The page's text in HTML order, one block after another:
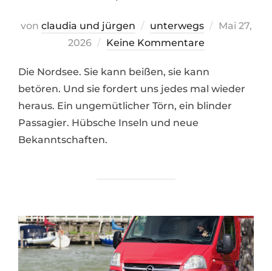
von claudia und jürgen unterwegs
Mai 27,
2026
Keine Kommentare
Die Nordsee. Sie kann beißen, sie kann
betören. Und sie fordert uns jedes mal wieder
heraus. Ein ungemütlicher Törn, ein blinder
Passagier. Hübsche Inseln und neue
Bekanntschaften.